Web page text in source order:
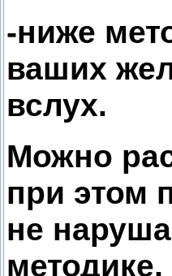
-ниже
ваших
вслух.
Можно
при этом
не